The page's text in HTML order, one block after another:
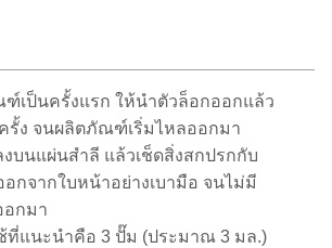
เป็นครั้งแรก ให้นำตัวล็อกออกแล้ว
รั้ง จนผลิตภัณฑ์เริ่มไหลออกมา
บนแผ่นสำลี แล้วเช็ดสิ่งสกปรกกับ
อกจากใบหน้าอย่างเบามือ จนไม่มี
อกมา
ที่แนะนำคือ 3 ปั๊ม (ประมาณ 3 มล.)